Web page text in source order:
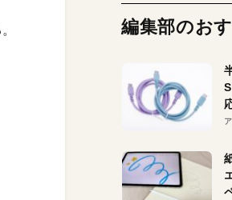
編集部のお